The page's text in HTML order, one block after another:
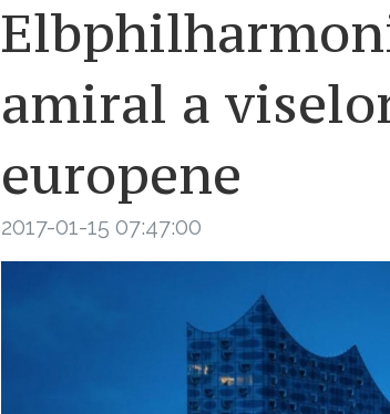
amiral a
europene
2017-01-15 07:47:00